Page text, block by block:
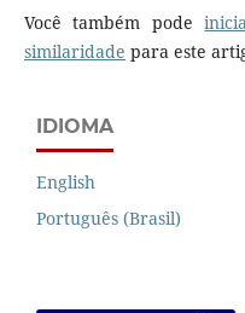
Você também pode
similaridade para este
IDIOMA
English
Português (Brasil)